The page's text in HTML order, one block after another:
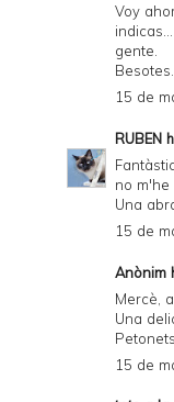
Voy
gente.
Besotes.
15 de
RUBEN
no m'he
Una
15 de
Anònim
Mercè,
Una
15 de